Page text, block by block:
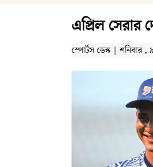
এপ্রিল সেরার
স্পোর্টস ডেস্ক | শনিবার ,